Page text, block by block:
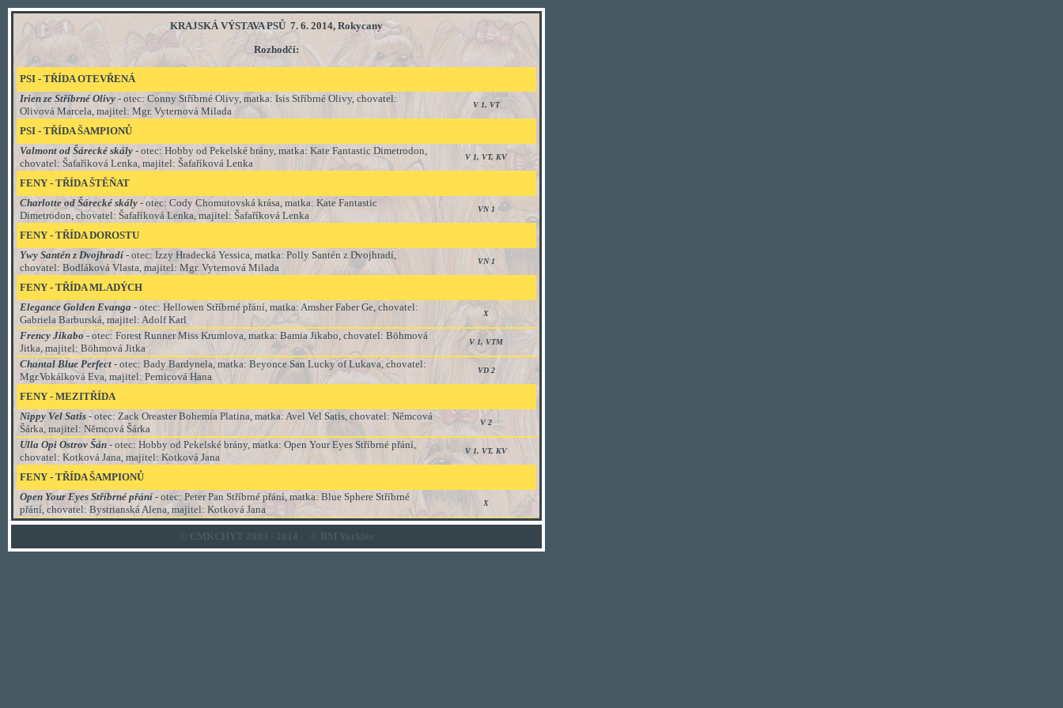
KRAJSKÁ VÝSTAVA PSŮ 7. 6. 2014, Rokycany
Rozhodčí:
PSI - TŘÍDAOTEVŘENÁ
Irien ze Stříbrné Olivy - otec: Conny Stříbrné Olivy, matka: Isis Stříbrné Olivy, chovatel:
Olivová Marcela, majitel: Mgr. Vyternová Milada
V 1, VT
PSI - TŘÍDA ŠAMPIONŮ
Valmont od Šárecké skály - otec: Hobby od Pekelské brány, matka: Kate Fantastic Dimetrodon,
chovatel: Šafaříková Lenka, majitel: Šafaříková Lenka
V 1, VT, KV
FENY - TŘÍDA ŠTĚŇAT
Charlotte od Šárecké skály - otec: Cody Chomutovská krása, matka: Kate Fantastic
Dimetrodon, chovatel: Šafaříková Lenka, majitel: Šafaříková Lenka
VN 1
FENY - TŘÍDADOROSTU
Ywy Santén z Dvojhradí- otec: Izzy Hradecká Yessica, matka: Polly Santén z Dvojhradí,
chovatel: Bodláková Vlasta, majitel: Mgr. Vyternová Milada
VN 1
FENY - TŘÍDA MLADÝCH
Elegance Golden Evanga - otec: Hellowen Stříbrné přání, matka: Amsher Faber Ge, chovatel:
Gabriela Barburská, majitel: Adolf Karl
X
Frency Jikabo - otec: Forest Runner Miss Krumlova, matka: Bamia Jikabo, chovatel: Böhmová
Jitka, majitel: Böhmová Jitka
V 1, VTM
Chantal Blue Perfect - otec: Bady Bardynela, matka: Beyonce San Lucky of Lukava, chovatel:
Mgr.Vokálková Eva, majitel: Pernicová Hana
VD 2
FENY - MEZITŘÍDA
Nippy Vel Satis - otec: Zack Oreaster Bohemia Platina, matka: Avel Vel Satis, chovatel: Němcová
Šárka, majitel: Němcová Šárka
V 2
Ulla Opi Ostrov Šán - otec: Hobby od Pekelské brány, matka: Open Your Eyes Stříbrné přání,
chovatel: Kotková Jana, majitel: Kotková Jana
V 1, VT, KV
FENY - TŘÍDA ŠAMPIONŮ
Open Your Eyes Stříbrné přání- otec: Peter Pan Stříbrné přání, matka: Blue Sphere Stříbrné
přání, chovatel: Bystrianská Alena, majitel: Kotková Jana
X
© CMKCHYT 2003 - 2014 © BM Yorkies